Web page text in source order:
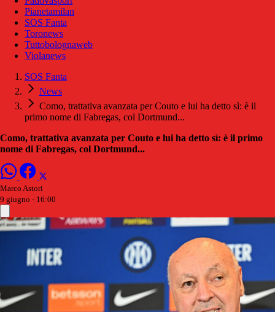
Pianetamilan
SOS Fanta
Toronews
Tuttobolognaweb
Violanews
SOS Fanta
News
Como, trattativa avanzata per Couto e lui ha detto sì: è il
primo nome di Fabregas, col Dortmund...
Como, trattativa avanzata per Couto e lui ha detto sì: è il primo
nome di Fabregas, col Dortmund...
Marco Astori
9 giugno - 16:00